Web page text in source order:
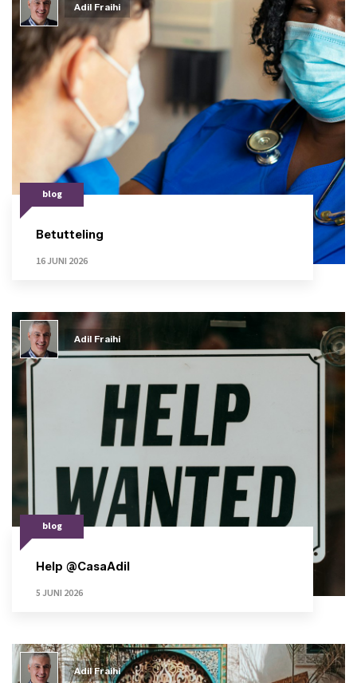
blog
Betutteling
16 JUNI 2026
Adil Fraihi
blog
Help @CasaAdil
5 JUNI 2026
Adil Fraihi
Adil Fraihi